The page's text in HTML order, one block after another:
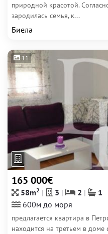
природной красотой.
зародилась семья, к...
Биела
11
165 000€
58m2 3 2
1
600м до моря
предлагается квартира в
находится на третьем в